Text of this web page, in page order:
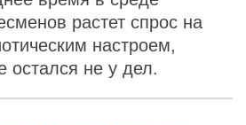
растет спрос на
настроем,
остался не у дел.